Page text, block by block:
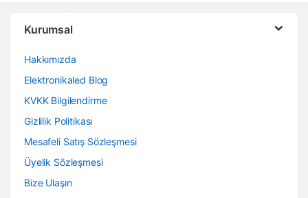
Kurumsal
Hakkımızda
Elektronikaled Blog
KVKK Bilgilendirme
Gizlilik Politikası
Mesafeli Satış Sözleşmesi
Üyelik Sözleşmesi
Bize Ulaşın